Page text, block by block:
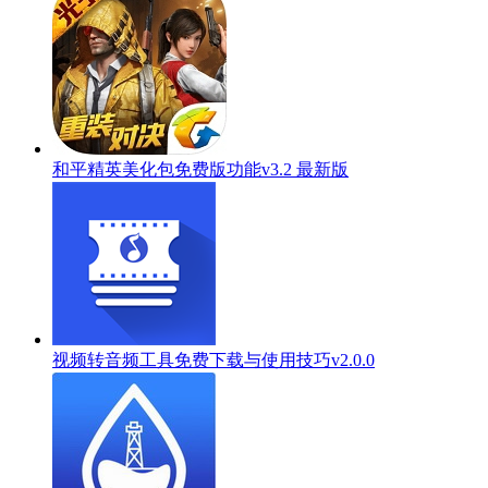
和平精英美化包免费版功能v3.2 最新版
视频转音频工具免费下载与使用技巧v2.0.0